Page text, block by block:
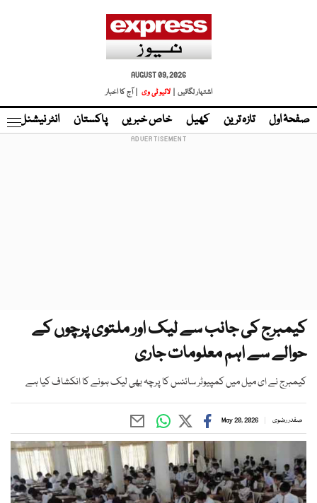
AUGUST 09, 2026
اشتہار لگائیں |
لائیو ٹی وی | آج کا اخبار
صفحۂ اول تازہ ترین کھیل خاص خبریں پاکستان انٹر نیشنل
کیمبرج کی جانب سے لیک اور ملتوی پرچوں کے
حوالے سے اہم معلومات جاری
کیمبرج نے ای میل میں کمپیوٹر سائنس کا پرچہ بھی لیک ہونے کا انکشاف کیا ہے
صفدر رضوی May 20, 2026